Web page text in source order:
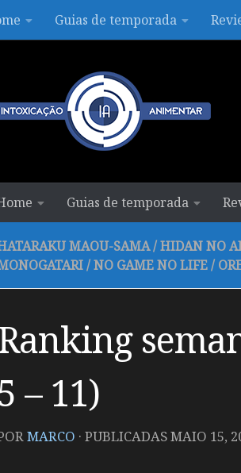
Guias de temporada
Guias de temporada
MAOU-SAMA/HIDAN NO
/NO GAME NO LIFE/
– 11)
MARCO · PUBLICADASMAIO 15,